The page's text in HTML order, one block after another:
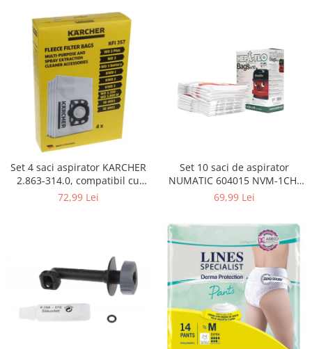
Decoratiuni
Gradinarit
Hobby-uri creative
Iluminat & Electrice
Jaluzele
Kit-uri automatizari porti si usi
Mobila dormitor
Mobila gradina & terasa
Mobila Living & Dining
Organizare si depozitare
Scule electrice si unelte
Silicon, spume si solutii tehnice
Sisteme Incalzire
Textile si covoare
Set 4 saci aspirator KARCHER
2.863-314.0, compatibil cu
WD, KWD, SE
72,99 Lei
Set 10 saci de aspirator
NUMATIC 604015 NVM-1CH,
9L
69,99 Lei